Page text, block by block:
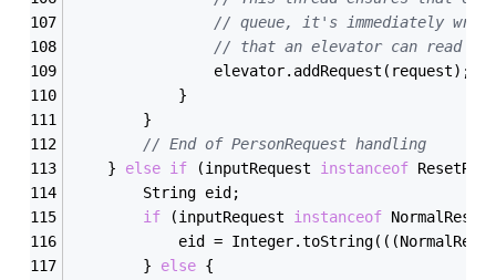
// queue, it's immediately
// that an elevator can read
                elevator.addRequest(request);
            }
        }
// End of PersonRequest handling
    }
else if (inputRequest instanceof
        String eid;
if (inputRequest instanceof
eid =
        }
else {